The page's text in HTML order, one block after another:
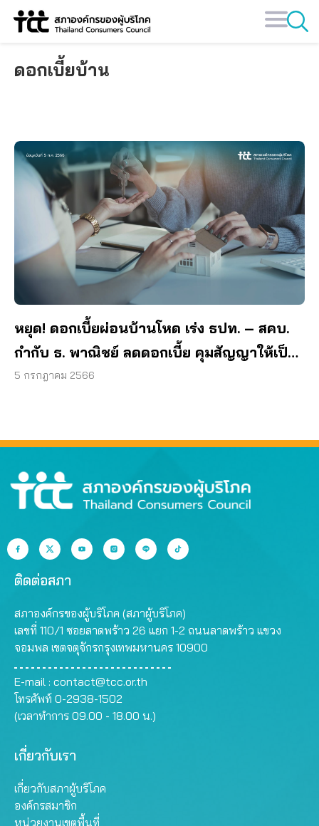
Skip
ดอกเบี้ยบ้าน
หยุด! ดอกเบี้ยผ่อนบ้านโหด เร่ง ธปท. – สคบ.
กำกับ ธ. พาณิชย์ ลดดอกเบี้ย คุมสัญญาให้เป็น
ธรรม
5 กรกฎาคม 2566
ติดต่อสภา
สภาองค์กรของผู้บริโภค (สภาผู้บริโภค)
เลขที่ 110/1 ซอยลาดพร้าว 26 แยก 1-2 ถนนลาดพร้าว แขวง
จอมพล เขตจตุจักรกรุงเทพมหานคร 10900
E-mail : contact@tcc.or.th
โทรศัพท์ 0-2938-1502
(เวลาทำการ 09.00 - 18.00 น.)
เกี่ยวกับเรา
เกี่ยวกับสภาผู้บริโภค
องค์กรสมาชิก
หน่วยงานเขตพื้นที่